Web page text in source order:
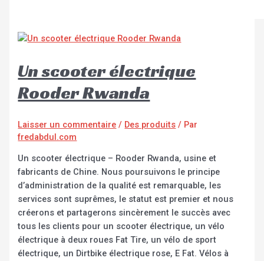
Un scooter électrique
Rooder Rwanda
Laisser un commentaire / Des produits / Par
fredabdul.com
Un scooter électrique – Rooder Rwanda, usine et
fabricants de Chine. Nous poursuivons le principe
d’administration de la qualité est remarquable, les
services sont suprêmes, le statut est premier et nous
créerons et partagerons sincèrement le succès avec
tous les clients pour un scooter électrique, un vélo
électrique à deux roues Fat Tire, un vélo de sport
électrique, un Dirtbike électrique rose, E Fat. Vélos à